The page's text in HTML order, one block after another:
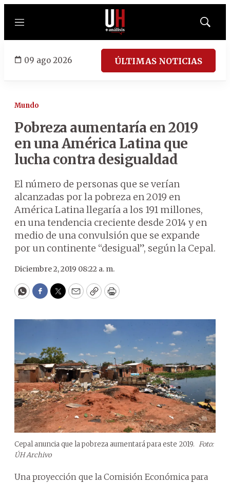
Menú
Mostrar
09 ago 2026 ÚLTIMAS NOTICIAS
Mundo
Pobreza aumentaría en 2019
en una América Latina que
lucha contra desigualdad
El número de personas que se verían
alcanzadas por la pobreza en 2019 en
América Latina llegaría a los 191 millones,
en una tendencia creciente desde 2014 y en
medio de una convulsión que se expande
por un continente “desigual”, según la Cepal.
Diciembre 2, 2019 08:22 a. m.
WhatsApp
Facebook
Twitter
EmailCopyPrint
Cepal anuncia que la pobreza aumentará para este 2019. Foto:
ÚH Archivo
Una proyección que la Comisión Económica para